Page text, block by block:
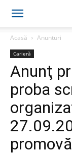
Acasă Anunturi
Carieră
Anunţ
proba